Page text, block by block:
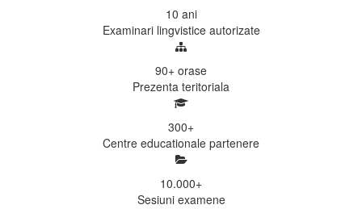
10 ani
Examinari lingvistice autorizate
90+ orase
Prezenta teritoriala
300+
Centre educationale partenere
10.000+
Sesiuni examene